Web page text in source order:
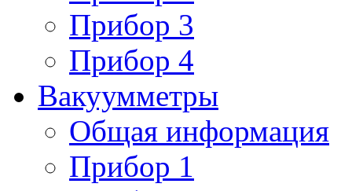
Прибор 3
Прибор 4
Вакуумметры
Общая информация
Прибор 1